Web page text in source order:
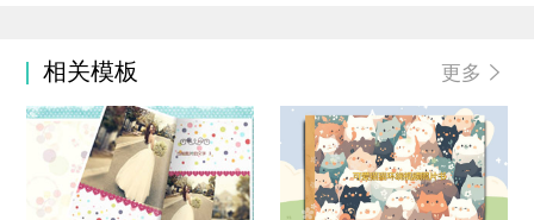
相关模板 更多
热度
热